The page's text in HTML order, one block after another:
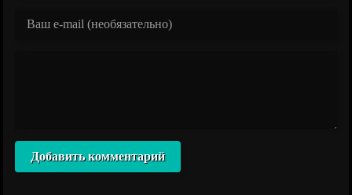
Добавить комментарий